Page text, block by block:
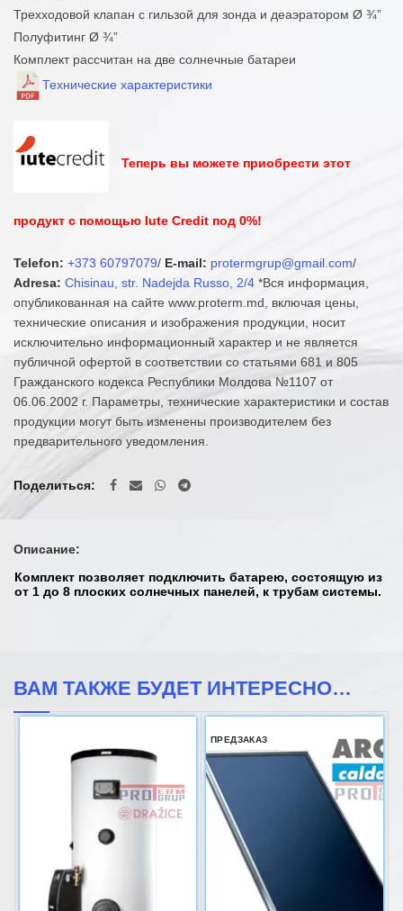
Трехходовой клапан с гильзой для зонда и деаэратором Ø ¾”
Полуфитинг Ø ¾”
Комплект рассчитан на две солнечные батареи
Технические характеристики
Теперь вы можете приобрести этот
продукт с помощью Iute Credit под 0%!
Telefon: +373 60797079/ E-mail: protermgrup@gmail.com/
Adresa: Chisinau, str. Nadejda Russo, 2/4 *Вся информация,
опубликованная на сайте www.proterm.md, включая цены,
технические описания и изображения продукции, носит
исключительно информационный характер и не является
публичной офертой в соответствии со статьями 681 и 805
Гражданского кодекса Республики Молдова №1107 от
06.06.2002 г. Параметры, технические характеристики и состав
продукции могут быть изменены производителем без
предварительного уведомления.
Поделиться
Описание:
Комплект позволяет подключить батарею, состоящую из
от 1 до 8 плоских солнечных панелей, к трубам системы.
ВАМ ТАКЖЕ БУДЕТ ИНТЕРЕСНО…
ПРЕДЗАКАЗ